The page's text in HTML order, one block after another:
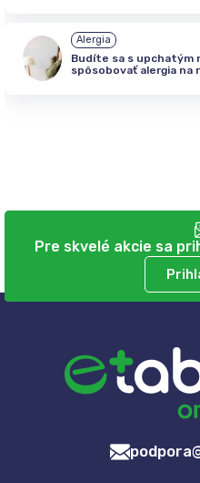
Alergia
Budíte sa s upchatým
spôsobovať alergia na
Pre skvelé akcie sa